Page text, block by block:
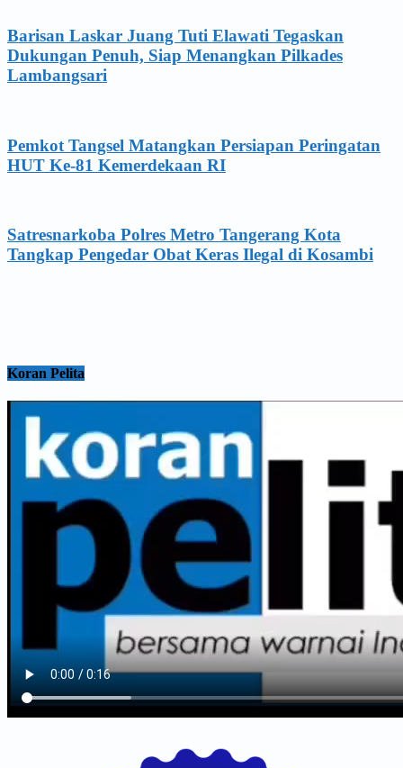
Barisan Laskar Juang Tuti Elawati Tegaskan
Dukungan Penuh, Siap Menangkan Pilkades
Lambangsari
Pemkot Tangsel Matangkan Persiapan Peringatan
HUT Ke-81 Kemerdekaan RI
Satresnarkoba Polres Metro Tangerang Kota
Tangkap Pengedar Obat Keras Ilegal di Kosambi
Koran Pelita